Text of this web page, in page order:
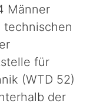
Männer
für
(WTD 52)
der